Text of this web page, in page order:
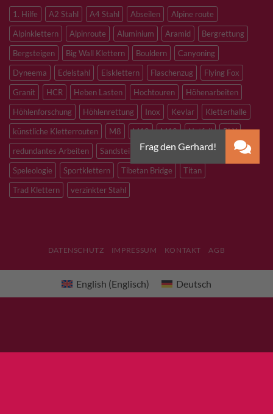
1. Hilfe A2 Stahl A4 Stahl Abseilen
Alpine route
Alpinklettern
Alpinroute Aluminium Aramid
Bergrettung
Bergsteigen
Big Wall Klettern Bouldern
Canyoning
Dyneema
Edelstahl Eisklettern Flaschenzug
Flying Fox
Granit
HCR Heben Lasten Hochtouren
Höhenarbeiten
Höhlenforschung
Höhlenrettung Inox Kevlar
Kletterhalle
künstliche Kletterrouten
M8 M10 M12 Notfall
PLX
redundantes Arbeiten
Sandstein Skitouren
Slacklining
Speleologie
Sportklettern Tibetan Bridge
Titan
Trad Klettern
verzinkter Stahl
DATENSCHUTZ IMPRESSUM KONTAKT AGB
English (Englisch) Deutsch